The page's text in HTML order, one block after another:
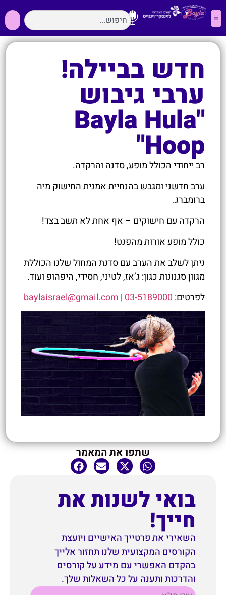
חדש בביילה!
ערבי גיבוש
"Bayla Hula
Hoop"
רב ייחודי הכולל מופע, סדנה והרקדה.
ערב חדשני ומגבש בהנחיית אמנית החישוק מיה
ברומברג.
הרקדה עם חישוקים – אף אחת לא תשב בצד!
כולל מופע אורות מהפנט!
ניתן לשלב את הערב עם סדנת המחול שלנו הכוללת
מגוון סגנונות כגון: ג’אז, לטיני, חסידי, היפהופ ועוד.
לפרטים: 03-5189000
|
baylaisrael@gmail.com
שתפו את המאמר
בואי לשנות את
חייך!
השאירי את פרטייך האישיים ויועצת
הקורסים המקצועית שלנו תחזור אלייך
בהקדם האפשרי עם מידע על קורסים
והדרכות ותענה על כל השאלות שלך.